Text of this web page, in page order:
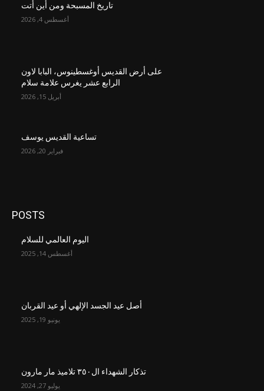
تاريخ المسبحة ومن أين أتت
أغسطس 4, 2026
على أرض القديس أوغسطينوس، البابا لاون
الرابع عشر يغرس علامة سلام
أبريل 15, 2026
تساعية القديس يوسف
فبراير 20, 2026
POSTS
اليوم العالمي للسلام
أغسطس 14, 2025
أصل عيد الجسد الإلهي أو عيد القربان
يونيو 19, 2025
تذكار الشهداء ال٣٥٠ تلاميذ مار مارون
يوليو 27, 2024